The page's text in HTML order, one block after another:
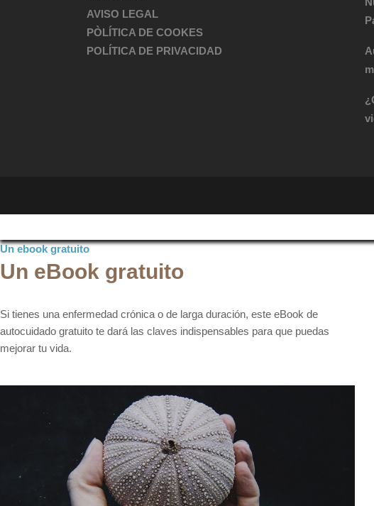
AVISO LEGAL
PÒLÍTICA DE COOKES
POLÍTICA DE PRIVACIDAD
Un ebook gratuito
Un eBook gratuito
Si tienes una enfermedad crónica o de larga duración, este eBook de
autocuidado gratuito te dará las claves indispensables para que puedas
mejorar tu vida.